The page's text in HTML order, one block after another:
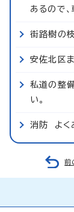
あるので
街路樹の
安佐北区
私道の整
い。
消防 よく
前